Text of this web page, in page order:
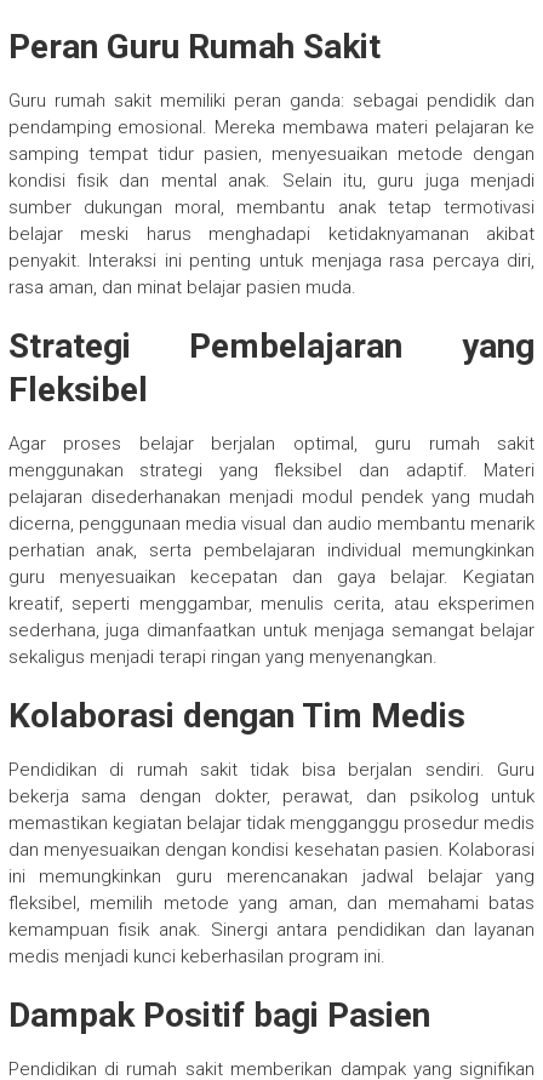
Peran Guru Rumah Sakit
Guru rumah sakit memiliki peran ganda: sebagai pendidik dan
pendamping emosional. Mereka membawa materi pelajaran ke
samping tempat tidur pasien, menyesuaikan metode dengan
kondisi fisik dan mental anak. Selain itu, guru juga menjadi
sumber dukungan moral, membantu anak tetap termotivasi
belajar meski harus menghadapi ketidaknyamanan akibat
penyakit. Interaksi ini penting untuk menjaga rasa percaya diri,
rasa aman, dan minat belajar pasien muda.
Strategi Pembelajaran yang
Fleksibel
Agar proses belajar berjalan optimal, guru rumah sakit
menggunakan strategi yang fleksibel dan adaptif. Materi
pelajaran disederhanakan menjadi modul pendek yang mudah
dicerna, penggunaan media visual dan audio membantu menarik
perhatian anak, serta pembelajaran individual memungkinkan
guru menyesuaikan kecepatan dan gaya belajar. Kegiatan
kreatif, seperti menggambar, menulis cerita, atau eksperimen
sederhana, juga dimanfaatkan untuk menjaga semangat belajar
sekaligus menjadi terapi ringan yang menyenangkan.
Kolaborasi dengan Tim Medis
Pendidikan di rumah sakit tidak bisa berjalan sendiri. Guru
bekerja sama dengan dokter, perawat, dan psikolog untuk
memastikan kegiatan belajar tidak mengganggu prosedur medis
dan menyesuaikan dengan kondisi kesehatan pasien. Kolaborasi
ini memungkinkan guru merencanakan jadwal belajar yang
fleksibel, memilih metode yang aman, dan memahami batas
kemampuan fisik anak. Sinergi antara pendidikan dan layanan
medis menjadi kunci keberhasilan program ini.
Dampak Positif bagi Pasien
Pendidikan di rumah sakit memberikan dampak yang signifikan